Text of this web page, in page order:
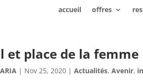
accueil offres
et place de la femme
| Nov 25, 2020 |Actualités,Avenir,